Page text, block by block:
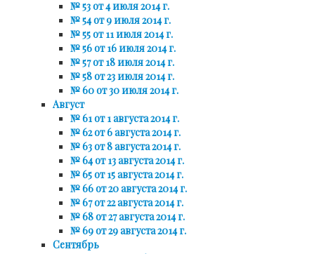
№ 53 от 4 июля 2014 г.
№ 54 от 9 июля 2014 г.
№ 55 от 11 июля 2014 г.
№ 56 от 16 июля 2014 г.
№ 57 от 18 июля 2014 г.
№ 58 от 23 июля 2014 г.
№ 60 от 30 июля 2014 г.
Август
№ 61 от 1 августа 2014 г.
№ 62 от 6 августа 2014 г.
№ 63 от 8 августа 2014 г.
№ 64 от 13 августа 2014 г.
№ 65 от 15 августа 2014 г.
№ 66 от 20 августа 2014 г.
№ 67 от 22 августа 2014 г.
№ 68 от 27 августа 2014 г.
№ 69 от 29 августа 2014 г.
Сентябрь